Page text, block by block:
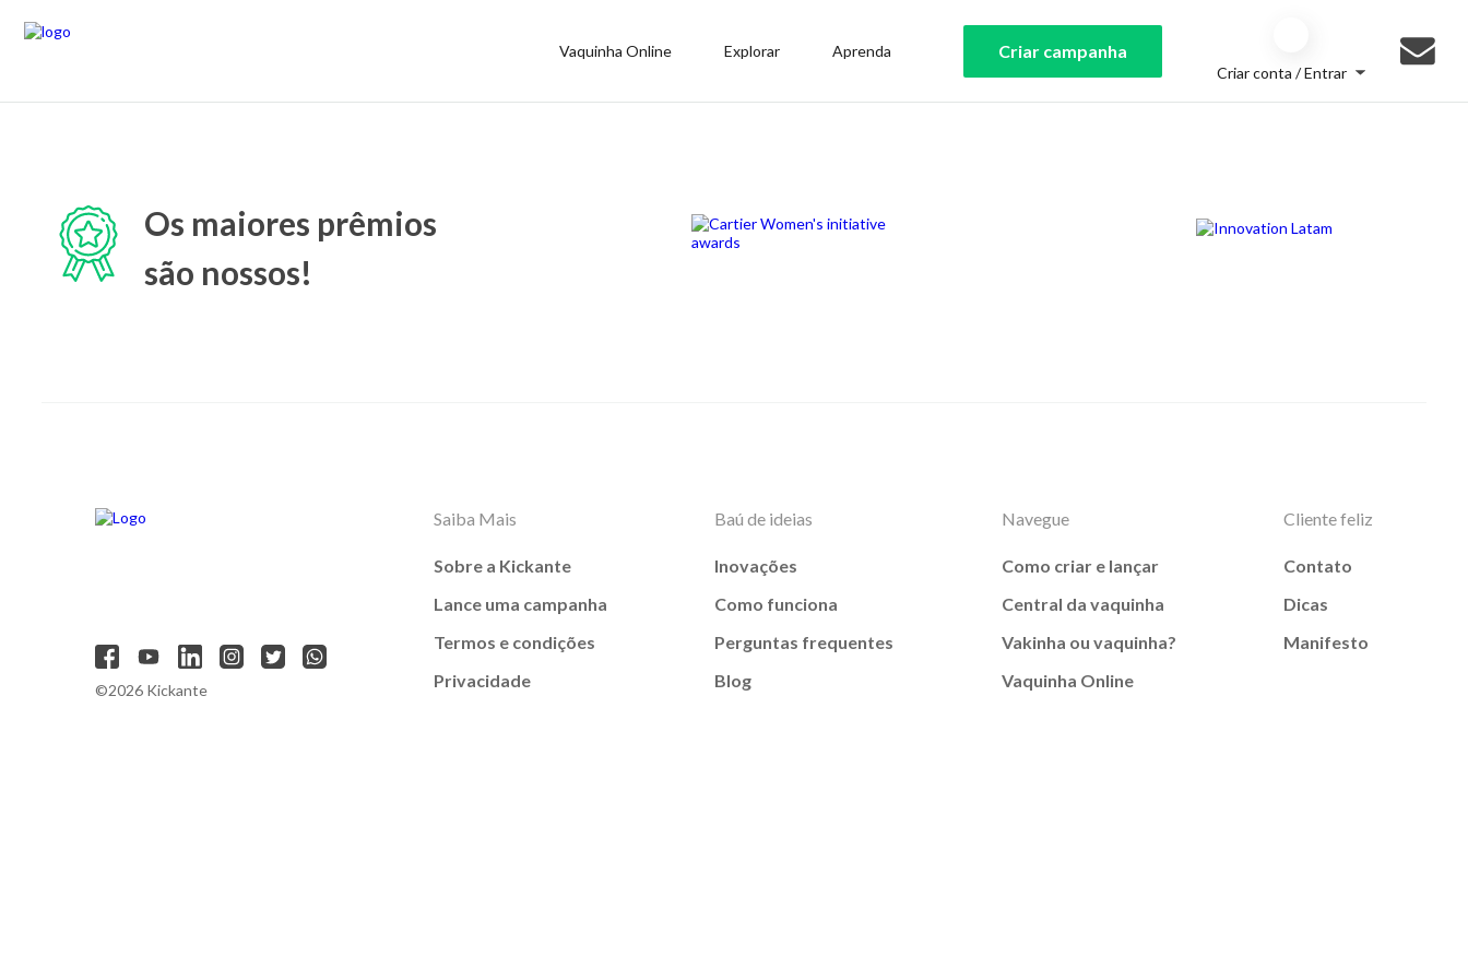
Vaquinha Online Explorar Aprenda Criar campanha
Criar conta / Entrar
Os maiores prêmios
são nossos!
©2026 Kickante
Saiba Mais
Sobre a Kickante
Lance uma campanha
Termos e condições
Privacidade
Baú de ideias
Inovações
Como funciona
Perguntas frequentes
Blog
Navegue
Como criar e lançar
Central da vaquinha
Vakinha ou vaquinha?
Vaquinha Online
Cliente feliz
Contato
Dicas
Manifesto